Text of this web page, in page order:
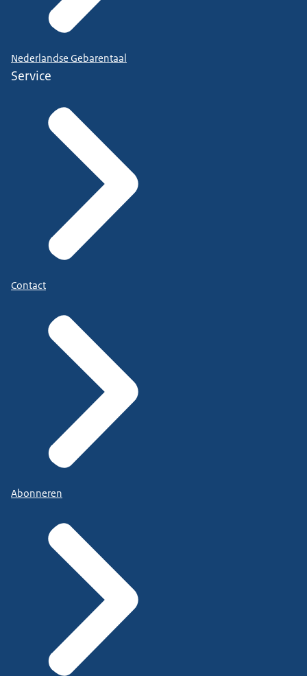
Nederlandse Gebarentaal
Service
Contact
Abonneren